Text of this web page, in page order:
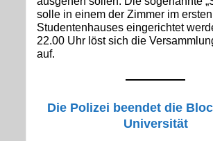
solle in einem der Zimmer im
Studentenhauses eingerichtet
22.00 Uhr löst sich die
auf.
Die Polizei beendet die
Universität